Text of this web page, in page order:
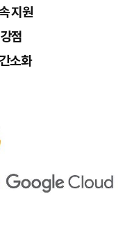
지원
점
소화